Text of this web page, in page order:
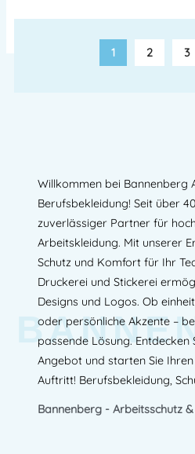
1 2 3
Willkommen bei Bannenberg
Berufsbekleidung! Seit über
zuverlässiger Partner für
Arbeitskleidung. Mit unserer
Schutz und Komfort für Ihr
Druckerei und Stickerei
Designs und Logos. Ob
oder persönliche Akzente –
passende Lösung. Entdecken
Angebot und starten Sie
Auftritt! Berufsbekleidung,
Bannenberg - Arbeitsschutz